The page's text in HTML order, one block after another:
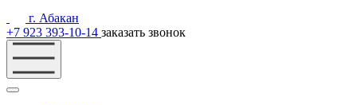
г. Абакан
+7 923 393-10-14 заказать звонок